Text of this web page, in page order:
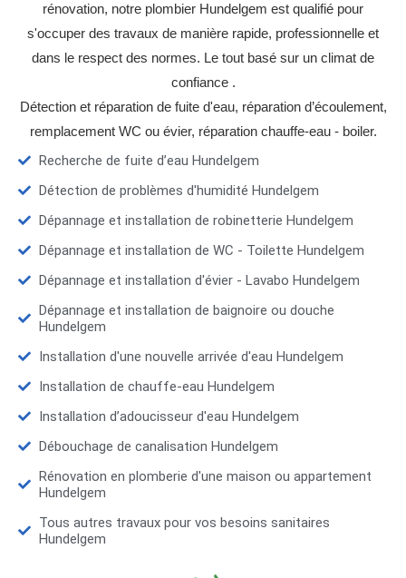
rénovation, notre plombier Hundelgem est qualifié pour
s'occuper des travaux de manière rapide, professionnelle et
dans le respect des normes. Le tout basé sur un climat de
confiance .
Détection et réparation de fuite d'eau, réparation d’écoulement,
remplacement WC ou évier, réparation chauffe-eau - boiler.
Recherche de fuite d’eau Hundelgem
Détection de problèmes d'humidité Hundelgem
Dépannage et installation de robinetterie Hundelgem
Dépannage et installation de WC - Toilette Hundelgem
Dépannage et installation d'évier - Lavabo Hundelgem
Dépannage et installation de baignoire ou douche
Hundelgem
Installation d'une nouvelle arrivée d'eau Hundelgem
Installation de chauffe-eau Hundelgem
Installation d’adoucisseur d'eau Hundelgem
Débouchage de canalisation Hundelgem
Rénovation en plomberie d'une maison ou appartement
Hundelgem
Tous autres travaux pour vos besoins sanitaires
Hundelgem